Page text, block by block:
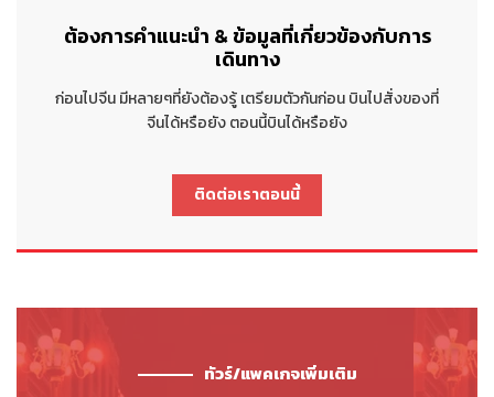
ต้องการคำแนะนำ & ข้อมูลที่เกี่ยวข้องกับการ
เดินทาง
ก่อนไปจีน มีหลายๆที่ยังต้องรู้ เตรียมตัวกันก่อน บินไปสั่งของที่
จีนได้หรือยัง ตอนนี้บินได้หรือยัง
ติดต่อเราตอนนี้
ทัวร์/แพคเกจเพิ่มเติม